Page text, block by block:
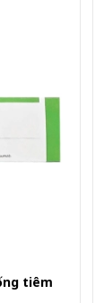
tiêm